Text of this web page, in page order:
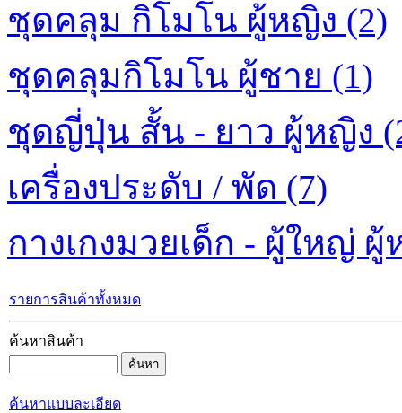
ชุดคลุม กิโมโน ผู้หญิง (2)
ชุดคลุมกิโมโน ผู้ชาย (1)
ชุดญี่ปุ่น สั้น - ยาว ผู้หญิง
เครื่องประดับ / พัด (7)
กางเกงมวยเด็ก - ผู้ใหญ่
รายการสินค้าทั้งหมด
ค้นหาสินค้า
ค้นหาแบบละเอียด